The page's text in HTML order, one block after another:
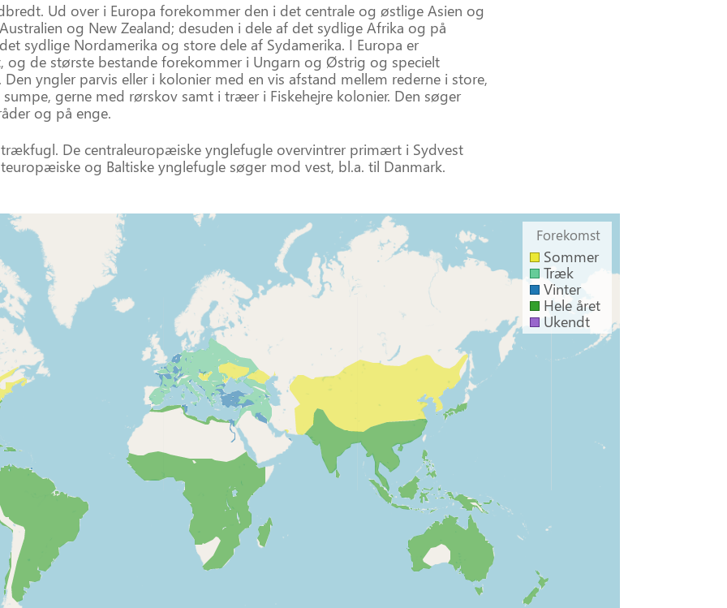
Ud over i Europa forekommer den i det centrale og østlige Asien og
og New Zealand; desuden i dele af det sydlige Afrika og på
sydlige Nordamerika og store dele af Sydamerika. I Europa er
og de største bestande forekommer i Ungarn og Østrig og specielt
Den yngler parvis eller i kolonier med en vis afstand mellem rederne i store,
gerne med rørskov samt i træer i Fiskehejre kolonier. Den søger
og på enge.
trækfugl. De centraleuropæiske ynglefugle overvintrer primært i Sydvest
og Baltiske ynglefugle søger mod vest, bl.a. til Danmark.
Forekomst
Sommer
Træk
Vinter
Hele året
Ukendt